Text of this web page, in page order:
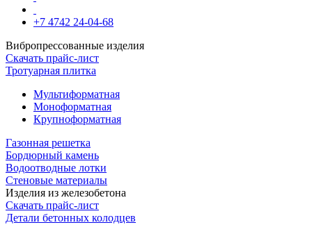
+7 4742 24-04-68
Вибропрессованные изделия
Скачать прайс-лист
Тротуарная плитка
Мультиформатная
Моноформатная
Крупноформатная
Газонная решетка
Бордюрный камень
Водоотводные лотки
Стеновые материалы
Изделия из железобетона
Скачать прайс-лист
Детали бетонных колодцев